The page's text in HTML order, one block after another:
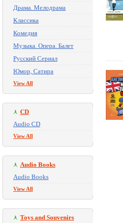
Драма. Мелодрама
Классика
Комедия
Музыка. Опера. Балет
Русский Сериал
Юмор, Сатира
View All
CD
Audio CD
View All
Audio Books
Audio Books
View All
Toys and Souvenirs